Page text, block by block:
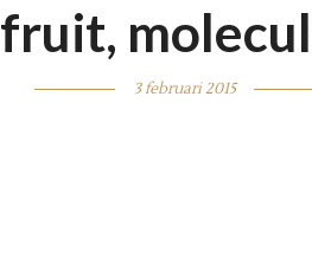
fruit,
3 februari 2015